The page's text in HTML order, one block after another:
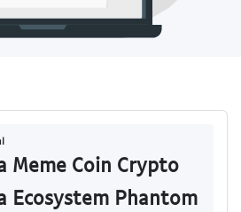
Meme Coin Crypto
Ecosystem Phantom